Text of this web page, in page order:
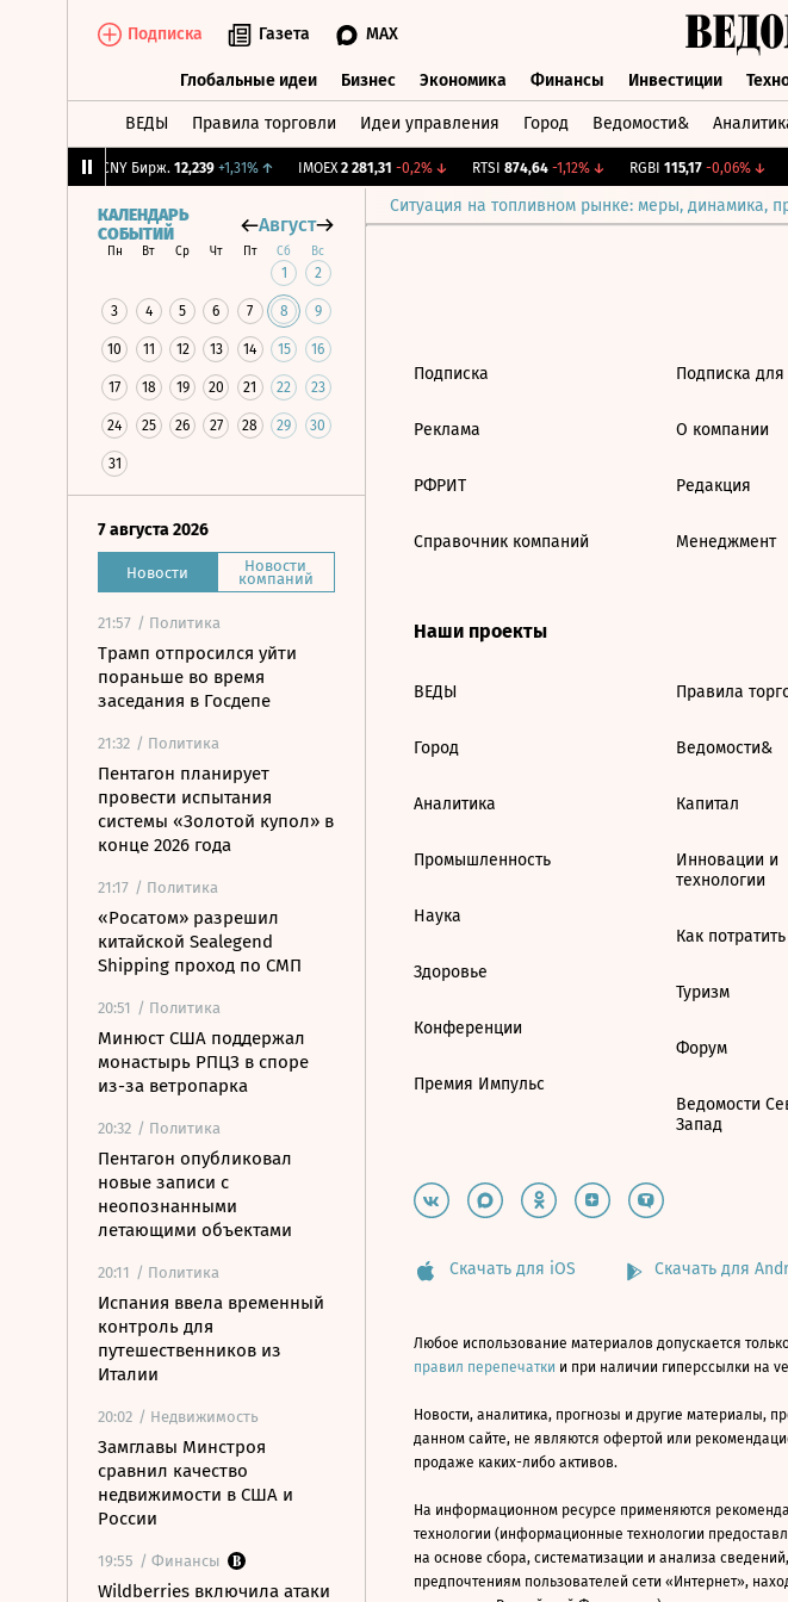
Подписка Газета MAX
Глобальные идеи Бизнес Экономика Финансы Инвестиции
ВЕДЫ Правила торговли Идеи управления Город Ведомости&
CNY Бирж. 12,239 +1,31%↑ IMOEX 2 281,31 -0,2%↓ RTSI 874,64 -1,12%↓ RGBI 115,17 -0,06%↓
Ситуация на топливном рынке: меры, динамика,
КАЛЕНДАРЬ
СОБЫТИЙ
Август
Пн Вт Ср Чт Пт Сб Вс
1 2
3 4 5 6 7 8 9
10 11 12 13 14 15 16
17 18 19 20 21 22 23
24 25 26 27 28 29 30
31
7 августа 2026
Новости Новости
компаний
21:57 / Политика
Трамп отпросился уйти
пораньше во время
заседания в Госдепе
21:32 / Политика
Пентагон планирует
провести испытания
системы «Золотой купол» в
конце 2026 года
21:17 / Политика
«Росатом» разрешил
китайской Sealegend
Shipping проход по СМП
20:51 / Политика
Минюст США поддержал
монастырь РПЦЗ в споре
из-за ветропарка
20:32 / Политика
Пентагон опубликовал
новые записи с
неопознанными
летающими объектами
20:11 / Политика
Испания ввела временный
контроль для
путешественников из
Италии
20:02 / Недвижимость
Замглавы Минстроя
сравнил качество
недвижимости в США и
России
19:55 / Финансы
Wildberries включила атаки
Подписка
Реклама
РФРИТ
Справочник компаний
Подписка
О компании
Редакция
Менеджмент
Наши проекты
ВЕДЫ
Город
Аналитика
Промышленность
Наука
Здоровье
Конференции
Премия Импульс
Правила
Ведомости&
Капитал
Инновации и
технологии
Как потратить
Туризм
Форум
Ведомости
Запад
Скачать для iOS Скачать для
Любое использование материалов допускается
правил перепечатки и при наличии гиперссылки на
Новости, аналитика, прогнозы и другие материалы,
данном сайте, не являются офертой или
продаже каких-либо активов.
На информационном ресурсе применяются
технологии (информационные технологии
на основе сбора, систематизации и анализа
предпочтениям пользователей сети «Интернет»,